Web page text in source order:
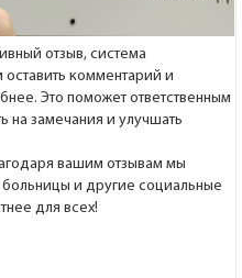
отзыв, система
комментарий и
Это поможет ответственным
на замечания и улучшать
вашим отзывам мы
и другие социальные
для всех!